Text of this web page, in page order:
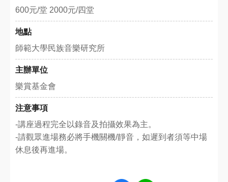
600元/堂 2000元/四堂
地點
師範大學民族音樂研究所
主辦單位
樂賞基金會
注意事項
-講座過程完全以錄音及拍攝效果為主。
-請觀眾進場務必將手機關機/靜音，如遲到者須等中場
休息後再進場。